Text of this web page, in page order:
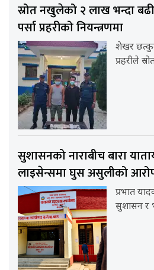
स्रोत नखुलेको २ लाख भन्दा
पर्सा प्रहरीको नियन्त्रणमा
शेखर
प्रहरीले
सुशासनको नाराबीच बारा
लाइसेन्समा घुस असुलीको
प्रभात
सुशासन र